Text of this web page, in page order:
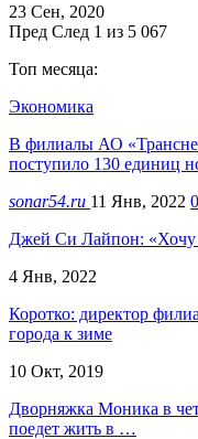
23 Сен, 2020
Пред След 1 из 5 067
Топ месяца:
Экономика
В филиалы АО
поступило 130 единиц
sonar54.ru 11 Янв, 2022 0
Джей Си Лайпон: «Хочу
4 Янв, 2022
Коротко: директор
города к зиме
10 Окт, 2019
Дворняжка Моника в
поедет жить в …